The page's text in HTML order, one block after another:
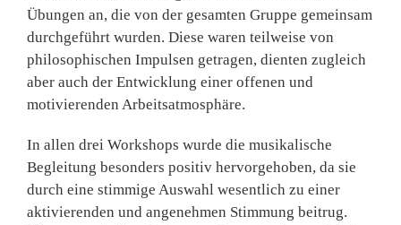
Übungen an, die von der gesamten Gruppe gemeinsam
durchgeführt wurden. Diese waren teilweise von
philosophischen Impulsen getragen, dienten zugleich
aber auch der Entwicklung einer offenen und
motivierenden Arbeitsatmosphäre.
In allen drei Workshops wurde die musikalische
Begleitung besonders positiv hervorgehoben, da sie
durch eine stimmige Auswahl wesentlich zu einer
aktivierenden und angenehmen Stimmung beitrug.